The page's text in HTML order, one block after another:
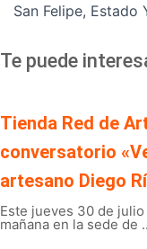
San Felipe, Estado
Te puede
Tienda Red de
conversatorio
artesano Diego
Este jueves 30 de
mañana en la sede de